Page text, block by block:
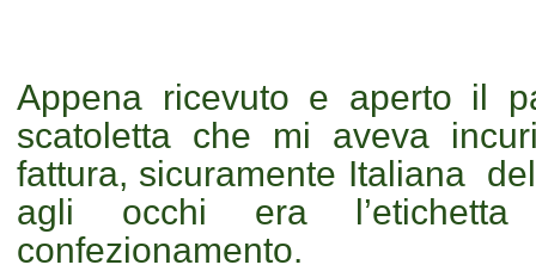
Appena ricevuto e aperto il
scatoletta che mi aveva
fattura, sicuramente Italiana
agli occhi era l’etichetta
confezionamento.